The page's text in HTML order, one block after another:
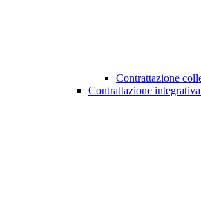
Contrattazione
Contrattazione integrativa